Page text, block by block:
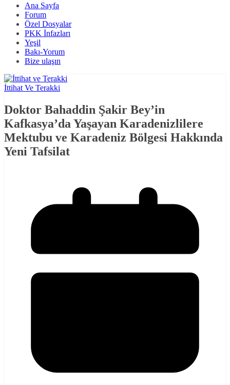
Ana Sayfa
Forum
Özel Dosyalar
PKK İnfazları
Yeşil
Bakı-Yorum
Bize ulaşın
İttihat Ve Terakki
Doktor Bahaddin Şakir Bey’in
Kafkasya’da Yaşayan Karadenizlilere
Mektubu ve Karadeniz Bölgesi Hakkında
Yeni Tafsilat